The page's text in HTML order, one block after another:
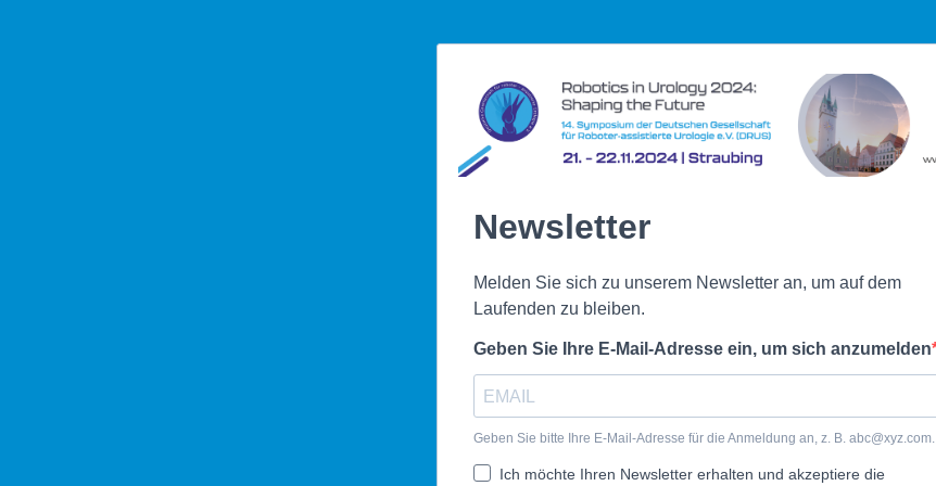
Newsletter
Melden Sie sich zu unserem Newsletter an, um auf dem
Laufenden zu bleiben.
Geben Sie Ihre E-Mail-Adresse ein, um sich anzumelden
Geben Sie bitte Ihre E-Mail-Adresse für die Anmeldung an, z. B. abc@xyz.com.
Ich möchte Ihren Newsletter erhalten und akzeptiere die